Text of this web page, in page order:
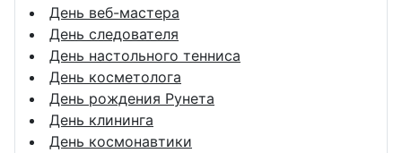
День веб-мастера
День следователя
День настольного тенниса
День косметолога
День рождения Рунета
День клининга
День космонавтики